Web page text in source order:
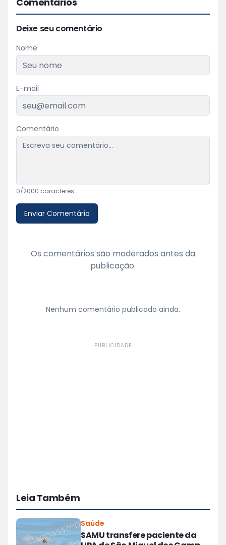
Deixe seu comentário
Nome
E-mail
Comentário
0/2000 caracteres
Enviar Comentário
Os comentários são moderados antes da
publicação.
Nenhum comentário publicado ainda.
PUBLICIDADE
Leia Também
Saúde
SAMU transfere paciente da